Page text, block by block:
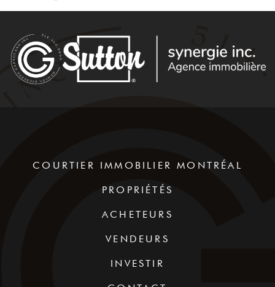
COURTIER IMMOBILIER MONTRÉAL
PROPRIÉTÉS
ACHETEURS
VENDEURS
INVESTIR